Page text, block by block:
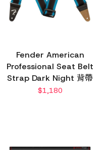
Fender American
Professional Seat Belt
Strap Dark Night 背帶
$1,180